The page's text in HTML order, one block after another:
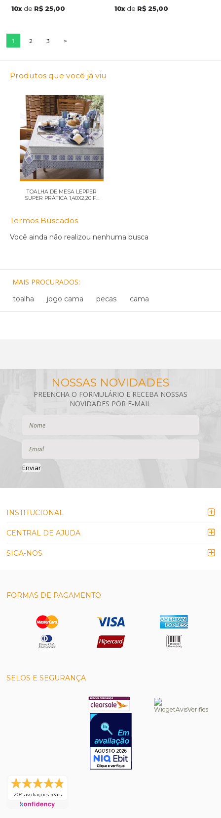
10x de R$ 25,00 10x de R$ 25,00
1 2 3 >
Produtos que você já viu
TOALHA DE MESA LEPPER
SUPER PRÁTICA 1,40X2,20 F...
Termos Buscados
Você ainda não realizou nenhuma busca
MAIS PROCURADOS
toalha jogo cama pecas cama
Enviar
INSTITUCIONAL
CENTRAL DE AJUDA
SIGA-NOS
FORMAS DE PAGAMENTO
SELOS E SEGURANÇA
204 avaliações reais